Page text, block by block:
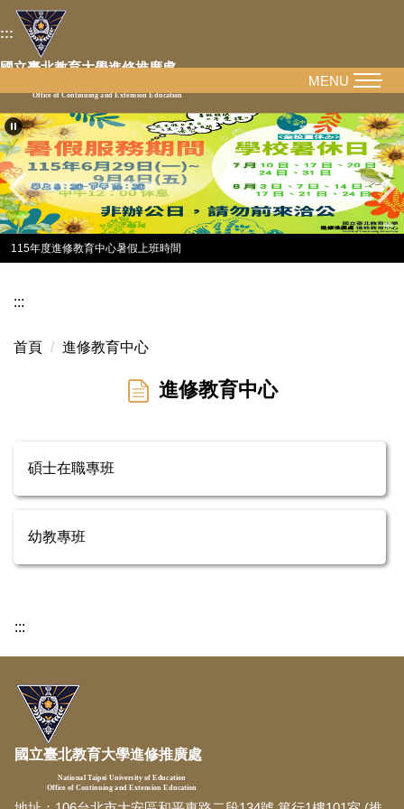
跳
到
主
容
區
:::
國立臺北教育大學進修推廣處
Office of Continuing and Extension Education
115年度進修教育中心暑假上班時間
MENU
:::
首頁 進修教育中心
進修教育中心
碩士在職專班
幼教專班
:::
國立臺北教育大學進修推廣處
National Taipei University of Education
Office of Continuing and Extension Education